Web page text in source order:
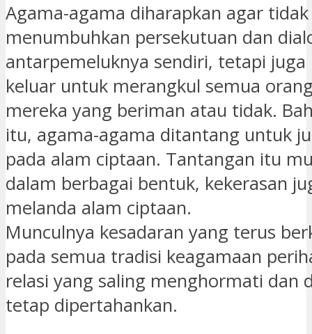
Agama-agama diharapkan agar
menumbuhkan persekutuan dan
antarpemeluknya sendiri, tetapi juga
keluar untuk merangkul semua
mereka yang beriman atau tidak.
itu, agama-agama ditantang untuk
pada alam ciptaan. Tantangan itu
dalam berbagai bentuk, kekerasan
melanda alam ciptaan.
Munculnya kesadaran yang terus
pada semua tradisi keagamaan
relasi yang saling menghormati dan
tetap dipertahankan.